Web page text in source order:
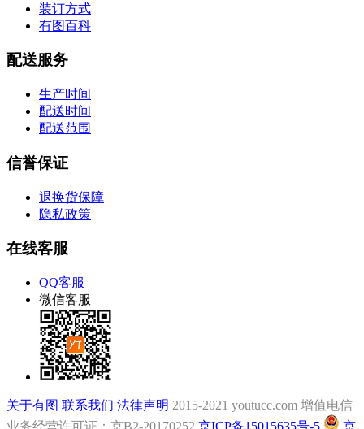
装订方式
有图百科
配送服务
生产时间
配送时间
配送范围
信誉保证
退换货保障
隐私政策
在线客服
QQ客服
微信客服
关于有图 联系我们 法律声明 2015-2021 youtucc.com 增值电信
业务经营许可证：京B2-20170252 京ICP备15015635号-5 京